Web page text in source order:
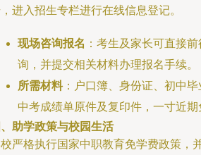
进入招生专栏进行在线信息登记。
现场咨询报名 ：考生及家长可直接
询，并提交相关材料办理报名手续。
所需材料：户口簿、身份证、初中
中考成绩单原件及复印件，一寸近期
助学政策与校园生活
严格执行国家中职教育免学费政策，